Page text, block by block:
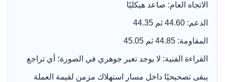
الاتجاه العام: صاعد هيكليًا
الدعم: 44.60 ثم 44.35
المقاومة: 44.85 ثم 45.05
القراءة الفنية: لا يوجد تغير جوهري في الصورة؛ أي تراجع
يبقى تصحيحيًا داخل مسار استهلاك مزمن لقيمة العملة